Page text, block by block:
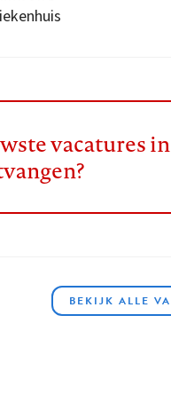
vacatures
BEKIJK ALLE